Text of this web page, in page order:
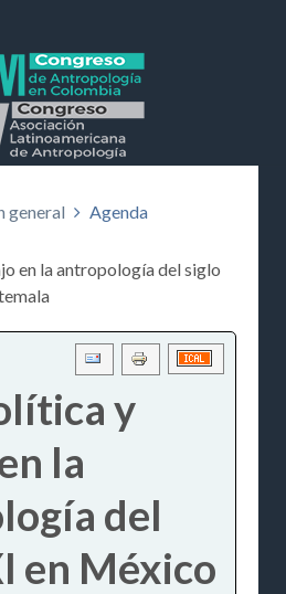
general Agenda
en la antropología del siglo
y
la
del
en México